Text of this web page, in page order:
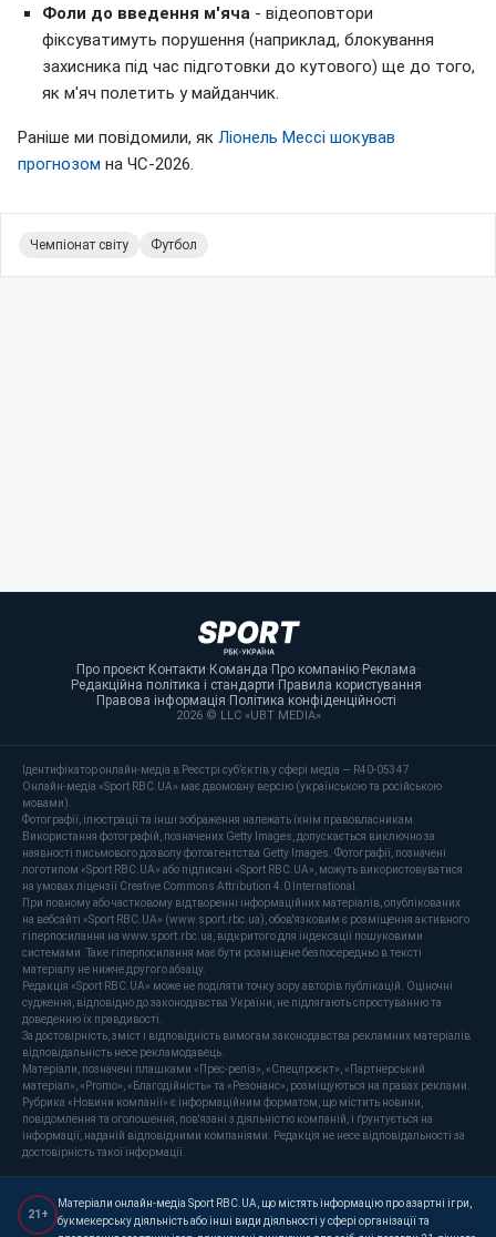
Фоли до введення м'яча - відеоповтори
фіксуватимуть порушення (наприклад, блокування
захисника під час підготовки до кутового) ще до того,
як м'яч полетить у майданчик.
Раніше ми повідомили, як Ліонель Мессі шокував
прогнозом на ЧС-2026.
Чемпіонат світу Футбол
Про проєкт·Контакти·Команда·Про компанію·Реклама·
Редакційна політика і стандарти·Правила користування·
Правова інформація·Політика конфіденційності·
2026 © LLC «UBT MEDIA»
Ідентифікатор онлайн-медіа в Реєстрі суб’єктів у сфері медіа — R40-05347
Онлайн-медіа «Sport RBC.UA» має двомовну версію (українською та російською
мовами).
Фотографії, ілюстрації та інші зображення належать їхнім правовласникам.
Використання фотографій, позначених Getty Images, допускається виключно за
наявності письмового дозволу фотоагентства Getty Images. Фотографії, позначені
логотипом «Sport RBC.UA» або підписані «Sport RBC.UA», можуть використовуватися
на умовах ліцензії Creative Commons Attribution 4.0 International.
При повному або частковому відтворенні інформаційних матеріалів, опублікованих
на вебсайті «Sport RBC.UA» (www.sport.rbc.ua), обов'язковим є розміщення активного
гіперпосилання на www.sport.rbc.ua, відкритого для індексації пошуковими
системами. Таке гіперпосилання має бути розміщене безпосередньо в тексті
матеріалу не нижче другого абзацу.
Редакція «Sport RBC.UA» може не поділяти точку зору авторів публікацій. Оціночні
судження, відповідно до законодавства України, не підлягають спростуванню та
доведенню їх правдивості.
За достовірність, зміст і відповідність вимогам законодавства рекламних матеріалів
відповідальність несе рекламодавець.
Матеріали, позначені плашками «Прес-реліз», «Спецпроєкт», «Партнерський
матеріал», «Promo», «Благодійність» та «Резонанс», розміщуються на правах реклами.
Рубрика «Новини компанії» є інформаційним форматом, що містить новини,
повідомлення та оголошення, пов'язані з діяльністю компаній, і ґрунтується на
інформації, наданій відповідними компаніями. Редакція не несе відповідальності за
достовірність такої інформації.
21+
Матеріали онлайн-медіа Sport RBC.UA, що містять інформацію про азартні ігри,
букмекерську діяльність або інші види діяльності у сфері організації та